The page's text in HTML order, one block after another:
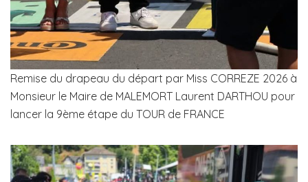
Remise du drapeau du départ par Miss CORREZE 2026 à
Monsieur le Maire de MALEMORT Laurent DARTHOU pour
lancer la 9ème étape du TOUR de FRANCE